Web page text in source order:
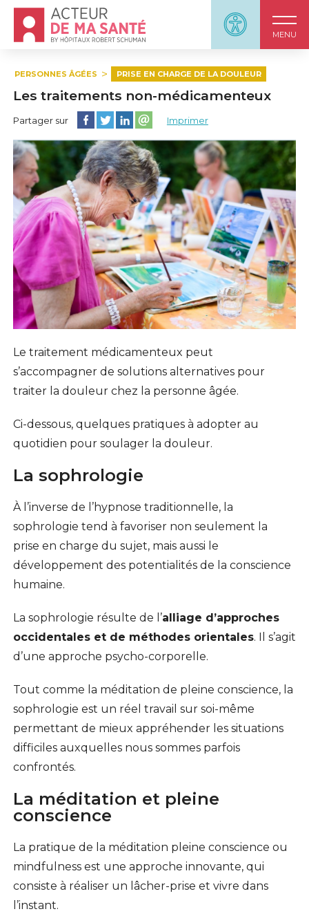
Panneau
MENU
Accueil - Acteur de ma santé, by HôpitauxRobert
PERSONNES ÂGÉES PRISE EN CHARGE DE LA DOULEUR
Les traitements non-médicamenteux
Partager sur Partager cette page sur Facebook
Partager cette page sur Twitter
Partager cette page sur LinkedIn
Partager cette page sur email
Imprimer
Le traitement médicamenteux peut
s’accompagner de solutions alternatives pour
traiter la douleur chez la personne âgée.
Ci-dessous, quelques pratiques à adopter au
quotidien pour soulager la douleur.
La sophrologie
À l’inverse de l’hypnose traditionnelle, la
sophrologie tend à favoriser non seulement la
prise en charge du sujet, mais aussi le
développement des potentialités de la conscience
humaine.
La sophrologie résulte de l’alliage d’approches
occidentales et de méthodes orientales. Il s’agit
d’une approche psycho-corporelle.
Tout comme la méditation de pleine conscience, la
sophrologie est un réel travail sur soi-même
permettant de mieux appréhender les situations
difficiles auxquelles nous sommes parfois
confrontés.
La méditation et pleine
conscience
La pratique de la méditation pleine conscience ou
mindfulness est une approche innovante, qui
consiste à réaliser un lâcher-prise et vivre dans
l’instant.